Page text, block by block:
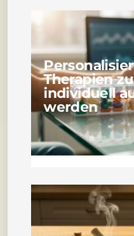
Therapien
individuell
werden